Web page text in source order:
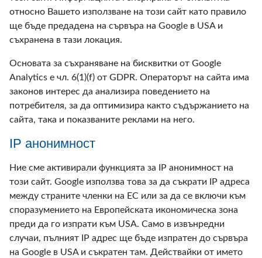
относно Вашето използване на този сайт като правило
ще бъде предаденa на сървъра на Google в USA и
съхранена в тази локация.
Основата за съхраняване на бисквитки от Google
Analytics е чл. 6(1)(f) от GDPR. Операторът на сайта има
законов интерес да анализира поведението на
потребителя, за да оптимизира както съдържанието на
сайта, така и показваните реклами на него.
IP анонимност
Ние сме активирали функцията за IP анонимност на
този сайт. Google използва това за да съкрати IP адреса
между страните членки на ЕС или за да се включи към
споразумението на Европейската икономическа зона
преди да го изпрати към USA. Само в извънредни
случаи, пълният IP адрес ще бъде изпратен до сървъра
на Google в USA и съкратен там. Действайки от името